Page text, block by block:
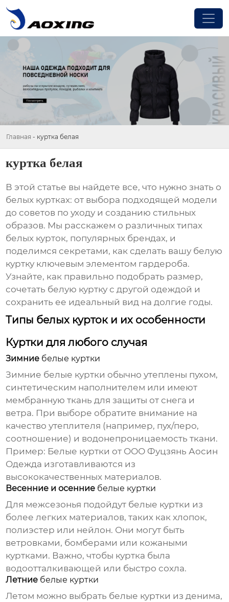
Главная - куртка белая
куртка белая
В этой статье вы найдете все, что нужно знать о
белых куртках: от выбора подходящей модели
до советов по уходу и созданию стильных
образов. Мы расскажем о различных типах
белых курток, популярных брендах, и
поделимся секретами, как сделать вашу белую
куртку ключевым элементом гардероба.
Узнайте, как правильно подобрать размер,
сочетать белую куртку с другой одеждой и
сохранить ее идеальный вид на долгие годы.
Типы белых курток и их особенности
Куртки для любого случая
Зимние белые куртки
Зимние белые куртки обычно утеплены пухом,
синтетическим наполнителем или имеют
мембранную ткань для защиты от снега и
ветра. При выборе обратите внимание на
качество утеплителя (например, пух/перо,
соотношение) и водонепроницаемость ткани.
Пример: Белые куртки от ООО Фуцзянь Аосин
Одежда изготавливаются из
высококачественных материалов.
Весенние и осенние белые куртки
Для межсезонья подойдут белые куртки из
более легких материалов, таких как хлопок,
полиэстер или нейлон. Они могут быть
ветровками, бомберами или кожаными
куртками. Важно, чтобы куртка была
водоотталкивающей или быстро сохла.
Летние белые куртки
Летом можно выбрать белые куртки из денима,